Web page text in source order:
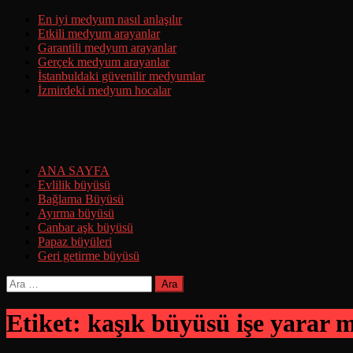
content
En iyi medyum nasıl anlaşılır
Etkili medyum arayanlar
Garantili medyum arayanlar
Gerçek medyum arayanlar
İstanbuldaki güvenilir medyumlar
İzmirdeki medyum hocalar
ANA SAYFA
Evlilik büyüsü
Bağlama Büyüsü
Ayırma büyüsü
Canbar aşk büyüsü
Papaz büyüleri
Geri getirme büyüsü
Arama:
Etiket: kaşık büyüsü işe yarar